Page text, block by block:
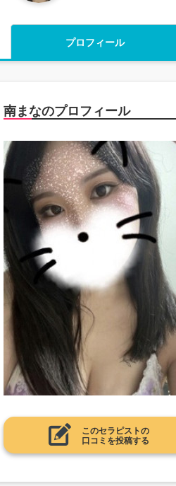
プロフィール
南まなのプロフィール
このセラピストの
口コミを投稿する